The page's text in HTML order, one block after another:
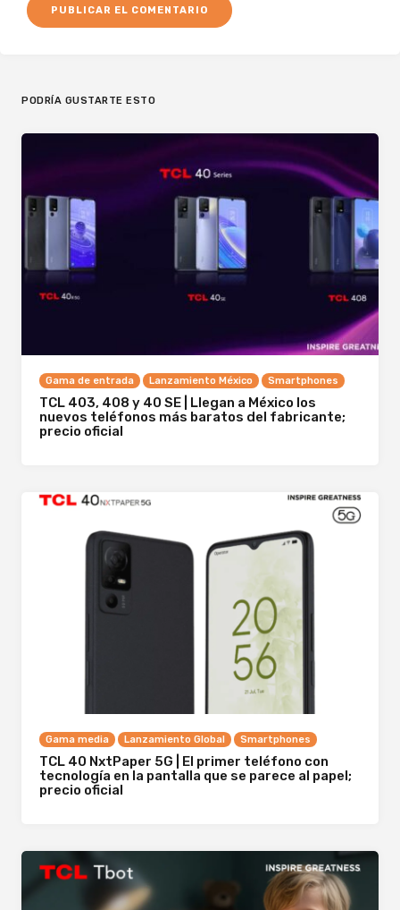
PODRÍA GUSTARTE ESTO
Gama de entrada Lanzamiento México Smartphones
TCL 403, 408 y 40 SE | Llegan a México los
nuevos teléfonos más baratos del fabricante;
precio oficial
Gama media Lanzamiento Global Smartphones
TCL 40 NxtPaper 5G | El primer teléfono con
tecnología en la pantalla que se parece al papel;
precio oficial